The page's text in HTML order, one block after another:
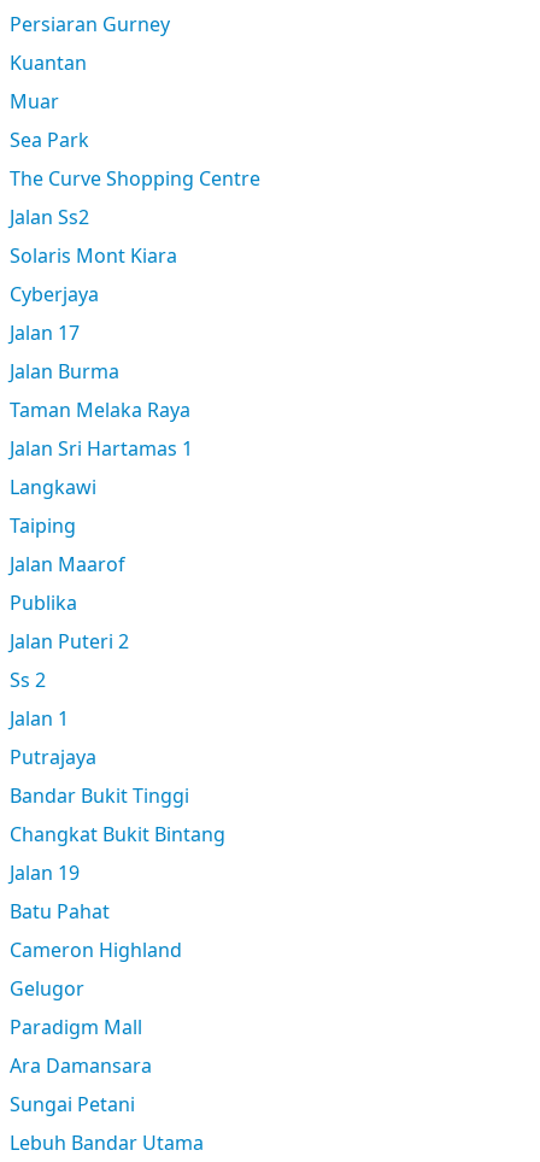
Persiaran Gurney
Kuantan
Muar
Sea Park
The Curve Shopping Centre
Jalan Ss2
Solaris Mont Kiara
Cyberjaya
Jalan 17
Jalan Burma
Taman Melaka Raya
Jalan Sri Hartamas 1
Langkawi
Taiping
Jalan Maarof
Publika
Jalan Puteri 2
Ss 2
Jalan 1
Putrajaya
Bandar Bukit Tinggi
Changkat Bukit Bintang
Jalan 19
Batu Pahat
Cameron Highland
Gelugor
Paradigm Mall
Ara Damansara
Sungai Petani
Lebuh Bandar Utama